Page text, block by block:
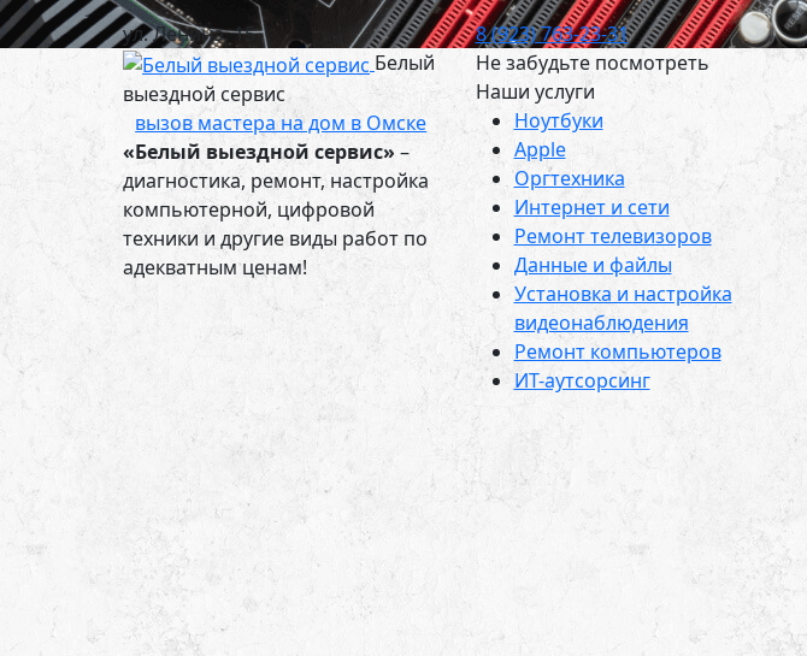
ул. Ленина, 15
8 (923) 763-23-31
Белый
выездной сервис
вызов мастера на дом в Омске
«Белый выездной сервис» –
диагностика, ремонт, настройка
компьютерной, цифровой
техники и другие виды работ по
адекватным ценам!
Не забудьте посмотреть
Наши услуги
Ноутбуки
Apple
Оргтехника
Интернет и сети
Ремонт телевизоров
Данные и файлы
Установка и настройка
видеонаблюдения
Ремонт компьютеров
ИТ-аутсорсинг